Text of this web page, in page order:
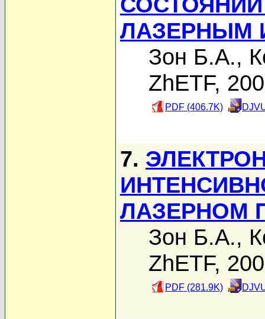
ЛАЗЕРНЫМ
Зон Б.А.,
ZhETF,
PDF (406.7K)
7.
ЛАЗЕРНОМ
Зон Б.А.,
ZhETF,
PDF (281.9K)